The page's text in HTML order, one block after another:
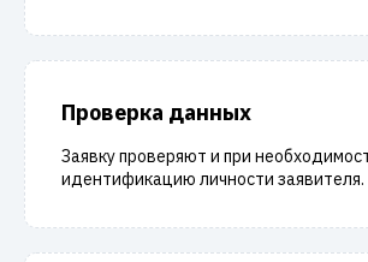
Проверка данных
Заявку проверяют и при
идентификацию личности заявителя.